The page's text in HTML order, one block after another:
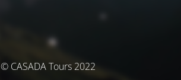
© CASADA Tours 2022